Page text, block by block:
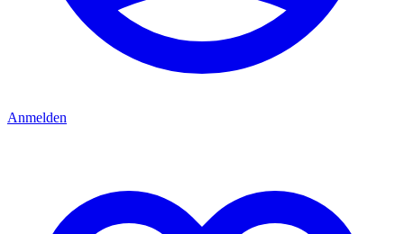
Anmelden